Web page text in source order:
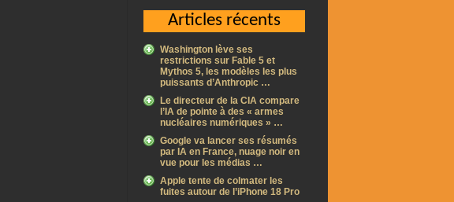
Articles récents
Washington lève ses
restrictions sur Fable 5 et
Mythos 5, les modèles les plus
puissants d’Anthropic …
Le directeur de la CIA compare
l’IA de pointe à des « armes
nucléaires numériques » …
Google va lancer ses résumés
par IA en France, nuage noir en
vue pour les médias …
Apple tente de colmater les
fuites autour de l’iPhone 18 Pro